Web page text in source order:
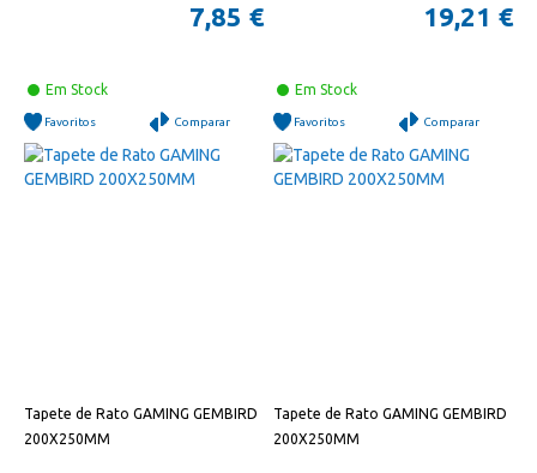
7,85 €
Em Stock
Favoritos Comparar
19,21 €
Em Stock
Favoritos Comparar
Tapete de Rato GAMING GEMBIRD
200X250MM
Tapete de Rato GAMING GEMBIRD
200X250MM